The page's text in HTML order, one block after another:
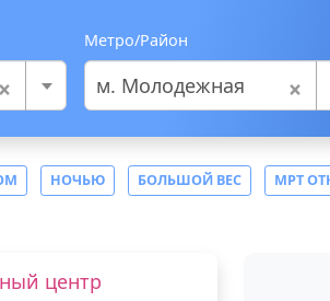
×
Метро/Район
×
м. Молодежная
НОЧЬЮ БОЛЬШОЙ ВЕС МРТ
центр